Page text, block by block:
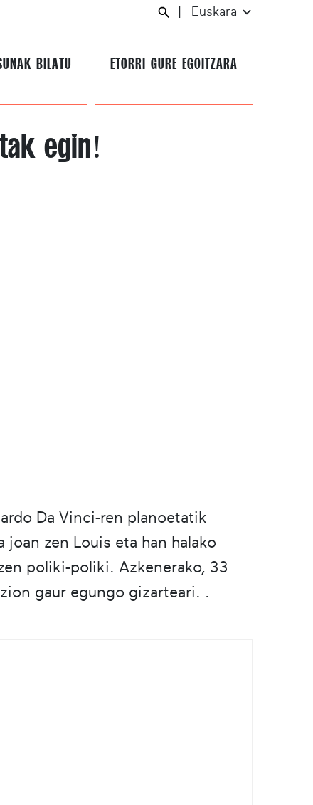
Euskara
BILATU ETORRI GURE EGOITZARA
egin!
Da Vinci-ren planoetatik
zen Louis eta han halako
poliki-poliki. Azkenerako, 33
gaur egungo gizarteari. .